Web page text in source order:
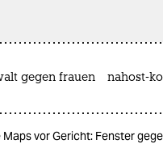
gegen frauen nahost-
vor Gericht: Fenster